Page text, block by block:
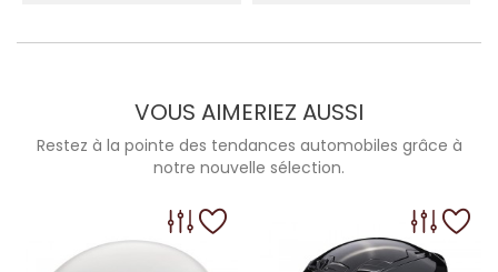
VOUS AIMERIEZ AUSSI
Restez à la pointe des tendances automobiles grâce à
notre nouvelle sélection.